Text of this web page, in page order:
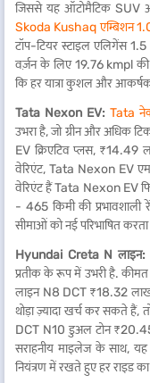
जिससे यह ऑटोमैटिक SUV
Skoda Kushaq एम्बिशन
टॉप-टियर स्टाइल एलिगेंस
वर्ज़न के लिए 19.76 kmpl
कि हर यात्रा कुशल और आकर्षक
Tata Nexon EV: Tata
उभरा है, जो ग्रीन और अधिक
EV क्रिएटिव प्लस,
वेरिएंट, Tata Nexon EV
वेरिएंट हैं Tata Nexon EV
- 465 किमी की
सीमाओं को नई परिभाषित
Hyundai Creta N लाइन:
प्रतीक के रूप में उभरी है.
लाइन N8 DCT ₹18.32
थोड़ा ज़्यादा खर्च कर सकते
DCT N10 डुअल टोन
सराहनीय माइलेज के साथ,
नियंत्रण में रखते हुए हर राइड